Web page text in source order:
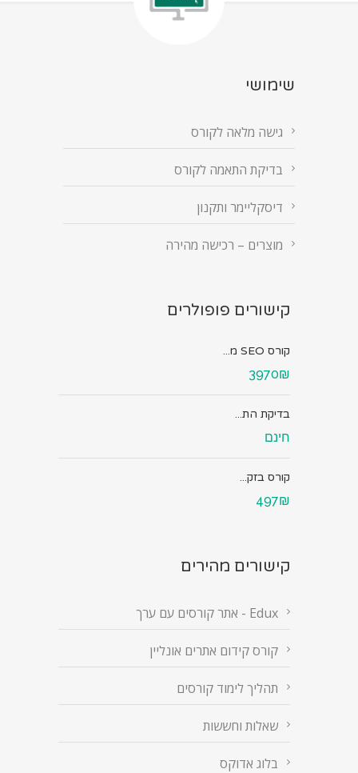
שימושי
גישה מלאה לקורס
בדיקת התאמה לקורס
דיסקליימר ותקנון
מוצרים – רכישה מהירה
קישורים פופולרים
קורס SEO מ...
3970₪
בדיקת הת...
חינם
קורס בזק...
497₪
קישורים מהירים
Edux - אתר קורסים עם ערך
קורס קידום אתרים אונליין
תהליך לימוד קורסים
שאלות וחששות
בלוג אדוקס